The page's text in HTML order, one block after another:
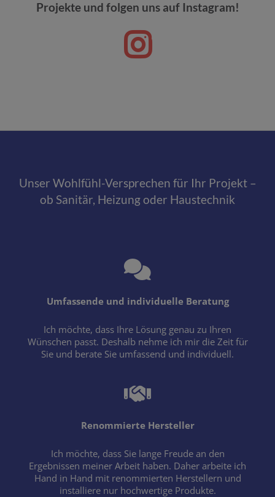
Projekte und folgen uns auf Instagram!
Unser Wohlfühl-Versprechen für Ihr Projekt ­­­­–
ob Sanitär, Heizung oder Haustechnik
Umfassende und individuelle Beratung
Ich möchte, dass Ihre Lösung genau zu Ihren
Wünschen passt. Deshalb nehme ich mir die Zeit für
Sie und berate Sie umfassend und individuell.
Renommierte Hersteller
Ich möchte, dass Sie lange Freude an den
Ergebnissen meiner Arbeit haben. Daher arbeite ich
Hand in Hand mit renommierten Herstellern und
installiere nur hochwertige Produkte.